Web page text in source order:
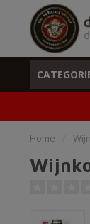
Home